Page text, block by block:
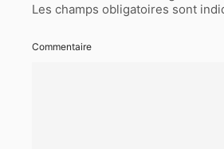
Les champs obligatoires sont
Commentaire